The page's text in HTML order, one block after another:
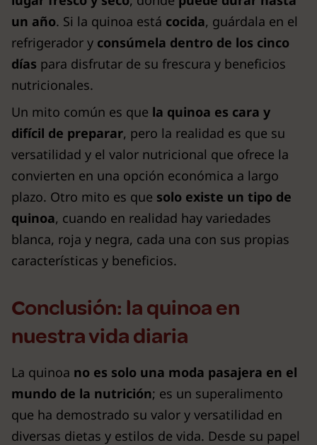
un año. Si la quinoa está cocida, guárdala en el
refrigerador y consúmela dentro de los cinco
días para disfrutar de su frescura y beneficios
nutricionales.
Un mito común es que la quinoa es cara y
difícil de preparar, pero la realidad es que su
versatilidad y el valor nutricional que ofrece la
convierten en una opción económica a largo
plazo. Otro mito es que solo existe un tipo de
quinoa, cuando en realidad hay variedades
blanca, roja y negra, cada una con sus propias
características y beneficios.
Conclusión: la quinoa en
nuestra vida diaria
La quinoa no es solo una moda pasajera en el
mundo de la nutrición; es un superalimento
que ha demostrado su valor y versatilidad en
diversas dietas y estilos de vida. Desde su papel